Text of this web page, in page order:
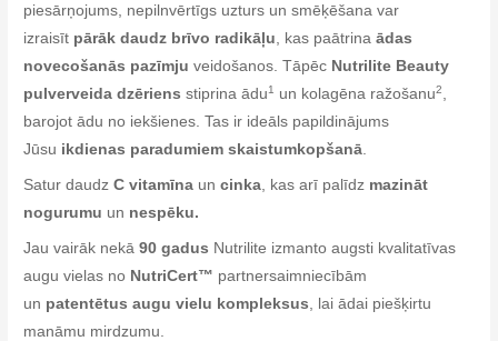
piesārņojums, nepilnvērtīgs uzturs un smēķēšana var
izraisīt pārāk daudz brīvo radikāļu , kas paātrinaādas
novecošanās pazīmju veidošanos. Tāpēc Nutrilite Beauty
pulverveida dzēriens stiprina ādu1 un kolagēna ražošanu2
barojot ādu no iekšienes. Tas ir ideāls papildinājums
Jūsu ikdienas paradumiem skaistumkopšanā
Satur daudzC vitamīna uncinka , kas arī palīdz mazināt
nogurumu un nespēku.
Jau vairāk nekā90 gadus Nutrilite izmanto augsti kvalitatīvas
augu vielas no NutriCert™ partnersaimniecībām
un patentētus augu vielu kompleksus , lai ādai piešķirtu
manāmu mirdzumu.